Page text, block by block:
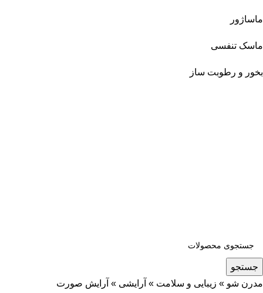
ماساژور
ماسک تنفسی
بخور و رطوبت ساز
جستجو
مدرن شو » زیبایی و سلامت » آرایشی » آرایش صورت